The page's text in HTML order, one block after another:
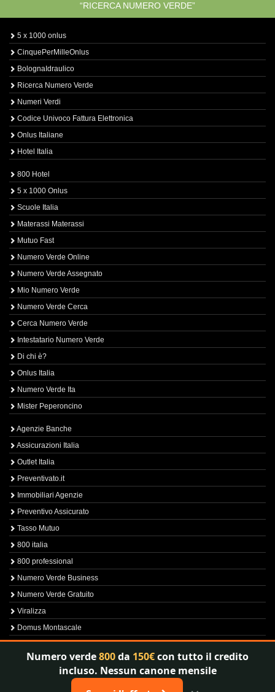
“RICERCA NUMERO VERDE”
5 x 1000 onlus
CinquePerMilleOnlus
BolognaIdraulico
Ricerca Numero Verde
Numeri Verdi
Codice Univoco Fattura Elettronica
Onlus Italiane
Hotel Italia
800 Hotel
5 x 1000 Onlus
Scuole Italia
Materassi Materassi
Mutuo Fast
Numero Verde Online
Numero Verde Assegnato
Mio Numero Verde
Numero Verde Cerca
Cerca Numero Verde
Intestatario Numero Verde
Di chi è?
Onlus Italia
Numero Verde Ita
Mister Peperoncino
Agenzie Banche
Assicurazioni Italia
Outlet Italia
Preventivato.it
Immobiliari Agenzie
Preventivo Assicurato
Tasso Mutuo
800 italia
800 professional
Numero Verde Business
Numero Verde Gratuito
Viralizza
Domus Montascale
Sprint800
Verfica Numero Verde
Numero verde800da 150€con tutto il credito
incluso. Nessun canone mensile